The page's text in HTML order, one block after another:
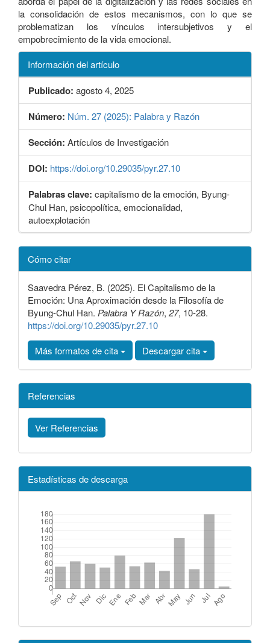
la consolidación de estos mecanismos, con lo que se
problematizan los vínculos intersubjetivos y el
empobrecimiento de la vida emocional.
Información del artículo
Publicado: agosto 4, 2025
Número: Núm. 27 (2025): Palabra y Razón
Sección: Artículos de Investigación
DOI: https://doi.org/10.29035/pyr.27.10
Palabras clave: capitalismo de la emoción, Byung-
Chul Han, psicopolítica, emocionalidad,
autoexplotación
Detalles
del
artículo
Cómo citar
Saavedra Pérez, B. (2025). El Capitalismo de la
Emoción: Una Aproximación desde la Filosofía de
Byung-Chul Han. Palabra Y Razón, 27, 10-28.
https://doi.org/10.29035/pyr.27.10
Más formatos de cita
Descargar cita
Referencias
Ver Referencias
Estadísticas de descarga